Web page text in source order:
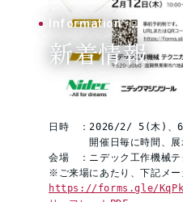
Information
新着情報
日時　：2026/2/ 5(木)、
開催日毎に時間、展示機
会場　：ニデック工作機械
https://forms.gle/